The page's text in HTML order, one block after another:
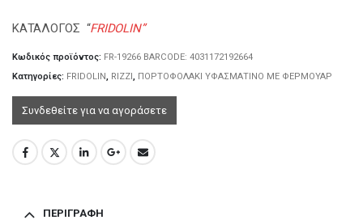
ΚΑΤΑΛΟΓΟΣ “FRIDOLIN”
Κωδικός προϊόντος: FR-19266 BARCODE: 4031172192664
Κατηγορίες: FRIDOLIN, RIZZI , ΠΟΡΤΟΦΟΛΑΚΙ ΥΦΑΣΜΑΤΙΝΟ ΜΕ ΦΕΡΜΟΥΑΡ
Συνδεθείτε για να αγοράσετε
ΠΕΡΙΓΡΑΦΉ